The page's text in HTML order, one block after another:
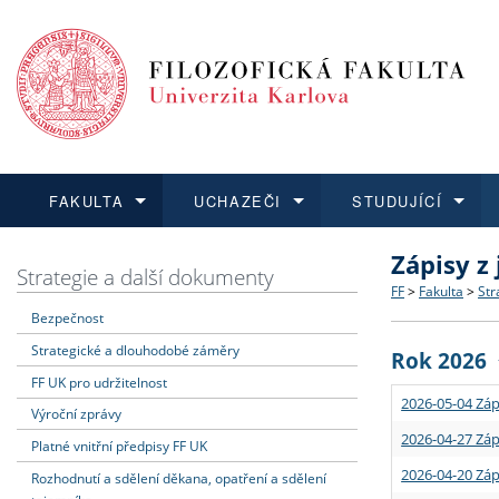
FAKULTA
Dozvědět se více
Struktura
Strategie
Podpora
UCHAZEČI
Podat přihlášku
Co
Učitelské
STUDUJÍCÍ
Dozvědět se více
Rigorózní
Dozvědět se více
O vědě a
Granty a
Dozvědět se více
Aktuální
Strategie a další dokumenty
Bezpečnost
Strategické a dlouhodobé záměry
FF UK pro udržitelnost
Výroční zprávy
Platné vnitřní předpisy FF UK
Rozhodnutí a sdělení děkana, opatření a sdělení
Zápisy
FF > Fakulta >
Rok 2026
2026-05-04
2026-04-27
2026-04-20